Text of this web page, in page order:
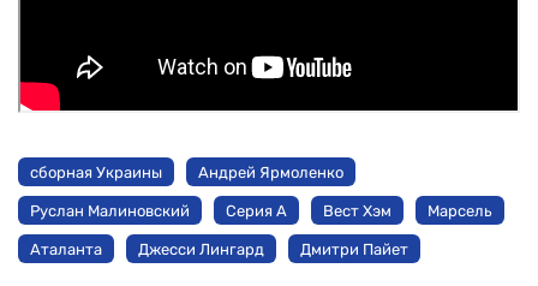
сборная Украины Андрей Ярмоленко
Руслан Малиновский Серия А Вест Хэм Марсель
Аталанта Джесси Лингард Дмитри Пайет